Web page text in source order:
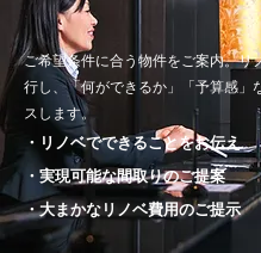
ご希望条件に合う物件をご案内。リ
行し、「何ができるか」「予算感」
スします。
・リノベでできることをお伝え
・実現可能な間取りのご提案
・大まかなリノベ費用のご提示